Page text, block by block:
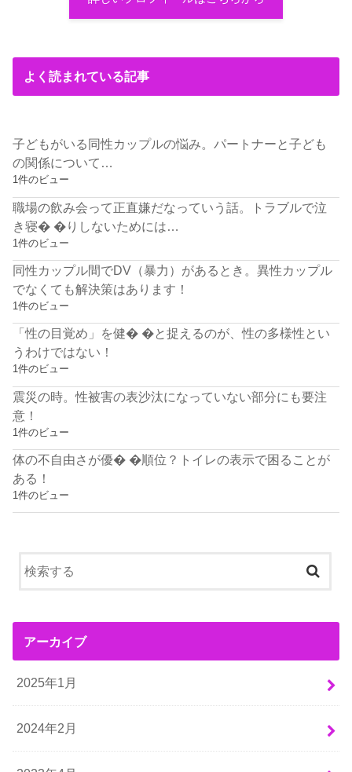
よく読まれている記事
子どもがいる同性カップルの悩み。パートナーと子ども
の関係について…
1件のビュー
職場の飲み会って正直嫌だなっていう話。トラブルで泣
き寝� �りしないためには…
1件のビュー
同性カップル間でDV（暴力）があるとき。異性カップル
でなくても解決策はあります！
1件のビュー
「性の目覚め」を健� �と捉えるのが、性の多様性とい
うわけではない！
1件のビュー
震災の時。性被害の表沙汰になっていない部分にも要注
意！
1件のビュー
体の不自由さが優� �順位？トイレの表示で困ることが
ある！
1件のビュー
アーカイブ
2025年1月
2024年2月